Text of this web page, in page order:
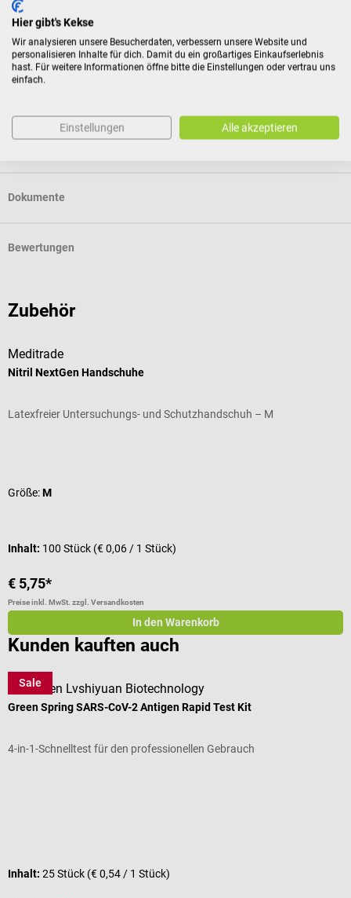
Für Verbraucher besteht das Widerrufsrecht nicht bei
Verträgen zur Lieferung versiegelter Waren, die aus
Gründen des Gesundheitsschutzes oder der Hygiene nicht
zur Rückgabe geeignet sind, wenn ihre Versiegelung nach
Dokumente
Bewertungen
Zubehör
Meditrade
Nitril NextGen Handschuhe
Latexfreier Untersuchungs- und Schutzhandschuh – M
Größe:M
Inhalt: 100 Stück (€ 0,06 / 1 Stück)
€ 5,75*
Preise inkl. MwSt. zzgl. Versandkosten
In den Warenkorb
Kunden kauften auch
Sale
Shenzhen Lvshiyuan Biotechnology
Green Spring SARS-CoV-2 Antigen Rapid Test Kit
4-in-1-Schnelltest für den professionellen Gebrauch
Inhalt: 25 Stück (€ 0,54 / 1 Stück)
Hier gibt's Kekse
Wir analysieren unsere Besucherdaten, verbessern unsere Website und
personalisieren Inhalte für dich. Damit du ein großartiges Einkaufserlebnis
hast. Für weitere Informationen öffne bitte die Einstellungen oder vertrau uns
einfach.
Einstellungen Alle akzeptieren